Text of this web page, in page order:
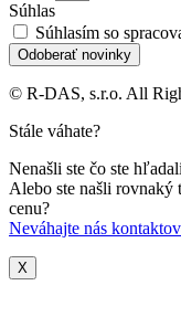
Súhlas
Súhlasím so
Odoberať novinky
© R-DAS, s.r.o. All
Stále váhate?
Nenašli ste čo ste
Alebo ste našli rovnaký
cenu?
Neváhajte nás
X